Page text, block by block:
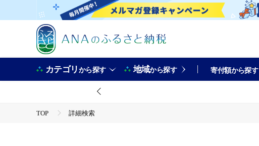
カテゴリから探す 地域から探す 寄付額から探す
TOP 詳細検索